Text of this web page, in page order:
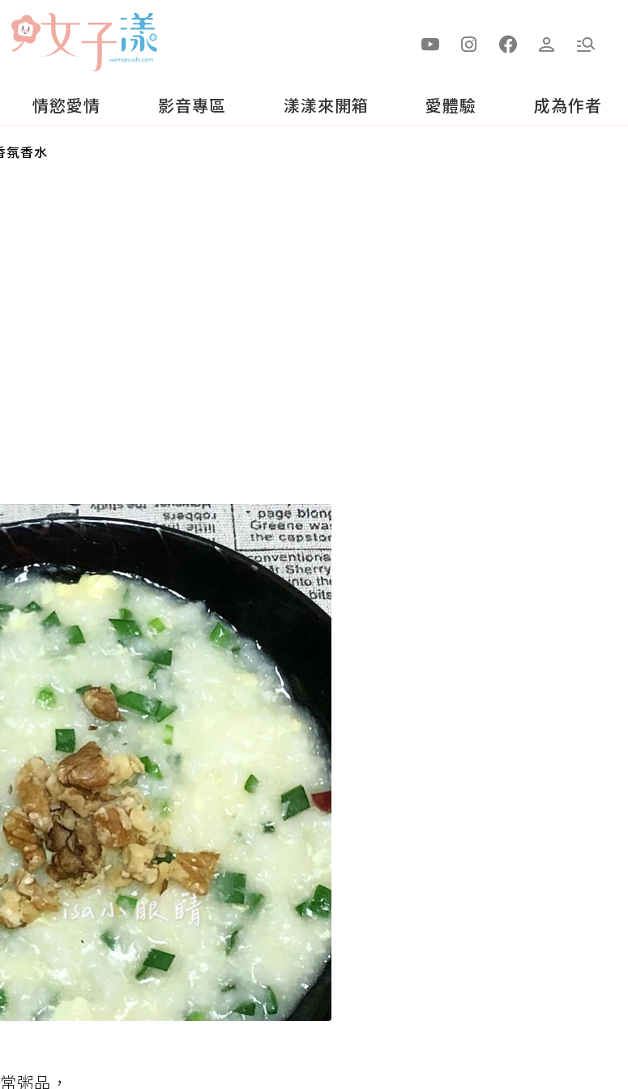
情慾愛情 影音專區 漾漾來開箱 愛體驗 成為作者
氛香水
粥品，